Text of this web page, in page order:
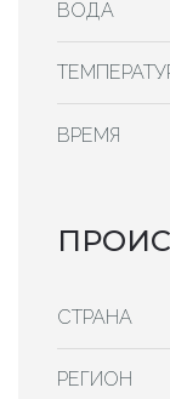
ВОДА
ВРЕМЯ
СТРАНА
РЕГИОН